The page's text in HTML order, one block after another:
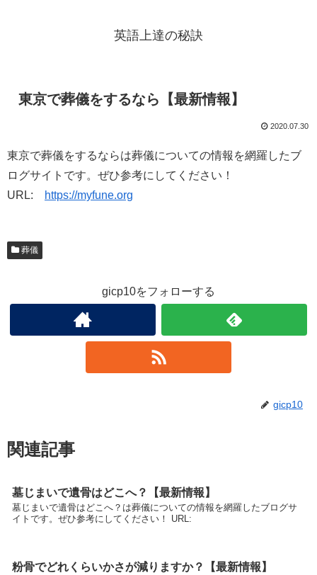
英語上達の秘訣
東京で葬儀をするなら【最新情報】
2020.07.30
東京で葬儀をするならは葬儀についての情報を網羅したブ
ログサイトです。ぜひ参考にしてください！
URL:
https://myfune.org
葬儀
gicp10をフォローする
gicp10
関連記事
墓じまいで遺骨はどこへ？【最新情報】
墓じまいで遺骨はどこへ？は葬儀についての情報を網羅したブログサ
イトです。ぜひ参考にしてください！ URL:
粉骨でどれくらいかさが減りますか？【最新情報】